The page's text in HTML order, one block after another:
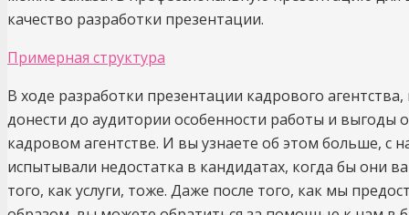
качество разработки презентации.
Примерная структура
В ходе разработки презентации кадрового
донести до аудитории особенности работы и
кадровом агентстве. И вы узнаете об этом больше,
испытывали недостатка в кандидатах, когда бы они
того, как услуги, тоже. Даже после того, как мы